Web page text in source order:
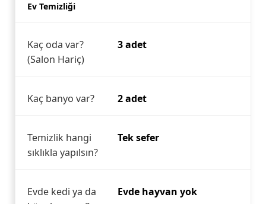
Ev Temizliği
Kaç oda var?
(Salon Hariç)
3 adet
Kaç banyo var? 2 adet
Temizlik hangi
sıklıkla yapılsın?
Tek sefer
Evde kedi ya da
Evde hayvan yok